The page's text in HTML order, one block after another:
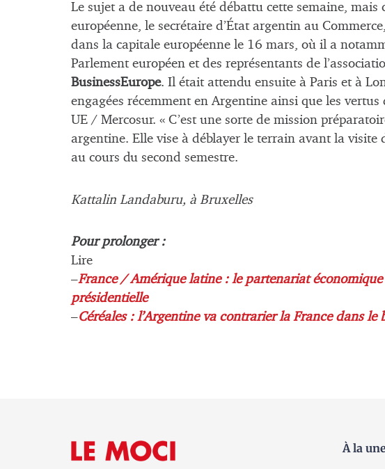
Le sujet a de nouveau été débattu cette semaine, mais
européenne, le secrétaire d’État argentin au Commerce,
dans la capitale européenne le 16 mars, où il a
Parlement européen et des représentants de
BusinessEurope. Il était attendu ensuite à Paris et à
engagées récemment en Argentine ainsi que les
UE / Mercosur. « C’est une sorte de mission
argentine. Elle vise à déblayer le terrain avant la visite
au cours du second semestre.
Kattalin Landaburu, à Bruxelles
Pour prolonger :
Lire
–France / Amérique latine : le partenariat économique
présidentielle
–Céréales : l’Argentine va contrarier la France dans le
À la